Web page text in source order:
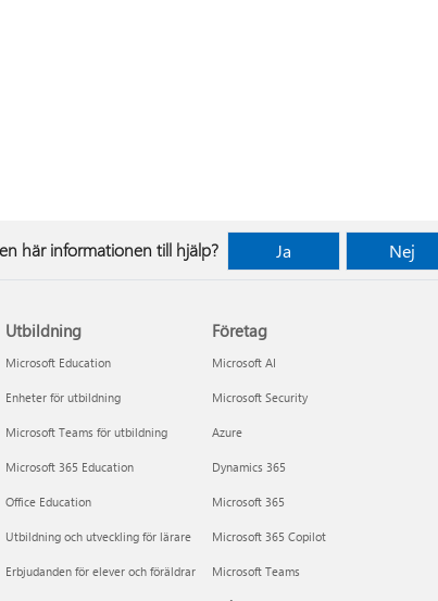
här informationen till hjälp? Ja Nej
Utbildning
Microsoft Education
Enheter för utbildning
Microsoft Teams för utbildning
Microsoft 365 Education
Office Education
Utbildning och utveckling för lärare
Erbjudanden för elever och föräldrar
Företag
Microsoft AI
Microsoft Security
Azure
Dynamics 365
Microsoft 365
Microsoft 365 Copilot
Microsoft Teams